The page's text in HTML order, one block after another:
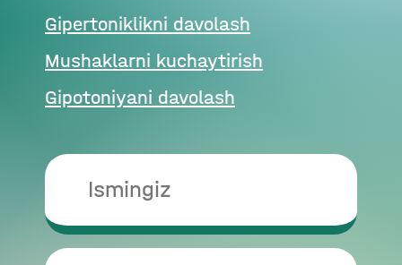
Gipertoniklikni davolash
Mushaklarni kuchaytirish
Gipotoniyani davolash